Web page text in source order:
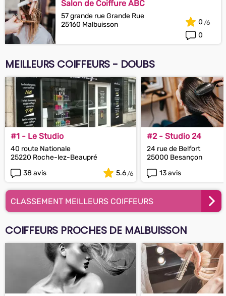
Salon de Coiffure ABC
57 grande rue Grande Rue
25160 Malbuisson
0
0
MEILLEURS COIFFEURS - DOUBS
#1 - Le Studio
40 route Nationale
25220 Roche-lez-Beaupré
38 avis
5.6
#2 - Studio 24
24 rue de Belfort
25000 Besançon
13 avis
CLASSEMENT MEILLEURS COIFFEURS
COIFFEURS PROCHES DE MALBUISSON